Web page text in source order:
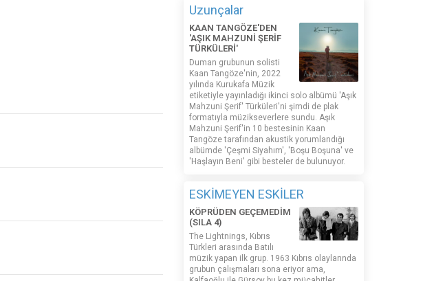
Uzunçalar
KAAN TANGÖZE'DEN
'AŞIK MAHZUNİ ŞERİF
TÜRKÜLERİ'
Duman grubunun solisti
Kaan Tangöze'nin, 2022
yılında Kurukafa Müzik
etiketiyle yayınladığı ikinci solo albümü 'Aşık
Mahzuni Şerif' Türküleri'ni şimdi de plak
formatıyla müzikseverlere sundu. Aşık
Mahzuni Şerif'in 10 bestesinin Kaan
Tangöze tarafından akustik yorumlandığı
albümde 'Çeşmi Siyahım', 'Boşu Boşuna' ve
'Haşlayın Beni' gibi besteler de bulunuyor.
ESKİMEYEN ESKİLER
KÖPRÜDEN GEÇEMEDİM
(SILA 4)
The Lightnings, Kıbrıs
Türkleri arasında Batılı
müzik yapan ilk grup. 1963 Kıbrıs olaylarında
grubun çalışmaları sona eriyor ama,